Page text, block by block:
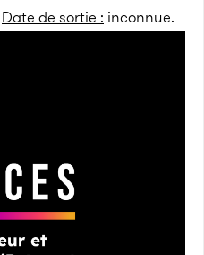
Date de sortie : inconnue.